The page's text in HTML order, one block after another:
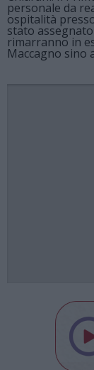
personale da
ospitalità
stato
rimarranno in
Maccagno sino